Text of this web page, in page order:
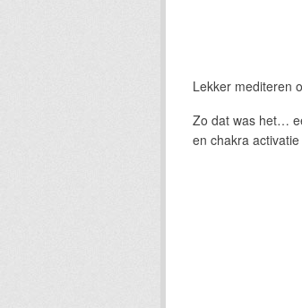
Lekker mediteren
Zo dat was het…
en chakra